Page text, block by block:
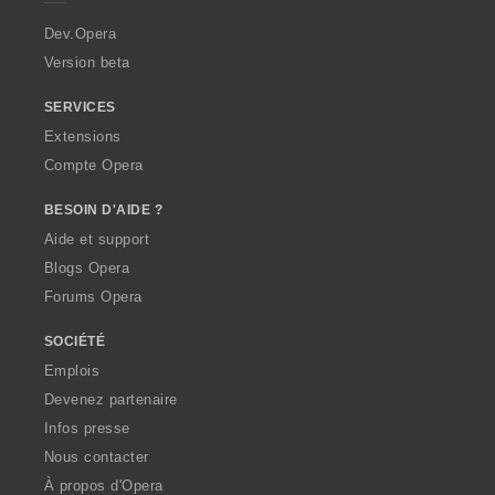
a
Dev.Opera
Version beta
SERVICES
Extensions
Compte Opera
BESOIN D'AIDE ?
Aide et support
Blogs Opera
Forums Opera
SOCIÉTÉ
Emplois
Devenez partenaire
Infos presse
Nous contacter
À propos d'Opera